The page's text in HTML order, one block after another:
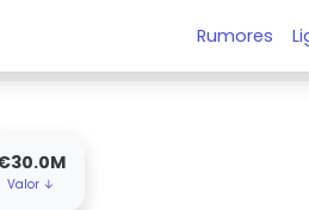
Rumores
Valor ↓